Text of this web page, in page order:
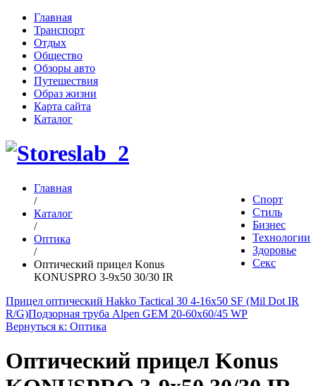
Главная
Транспорт
Отдых
Общество
Обзоры авто
Путешествия
Образ жизни
Карта сайта
Каталог
Спорт
Стиль
Бизнес
Технологии
Здоровье
Секс
Главная
/
Каталог
/
Оптика
/
Оптический прицел Konus
KONUSPRO 3-9x50 30/30 IR
Прицел оптический Hakko Tactical 30 4-16x50 SF (Mil Dot IR
R/G)Подзорная труба Alpen GEM 20-60x60/45 WP
Вернуться к: Оптика
Оптический прицел Konus